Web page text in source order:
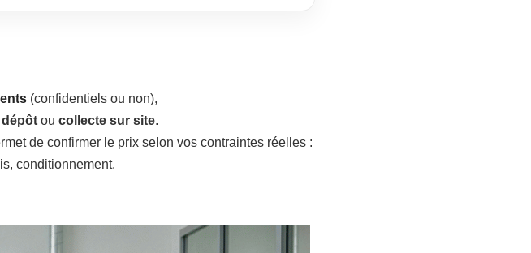
(confidentiels ou non),
dépôt ou collecte sur site.
de confirmer le prix selon vos contraintes réelles :
conditionnement.